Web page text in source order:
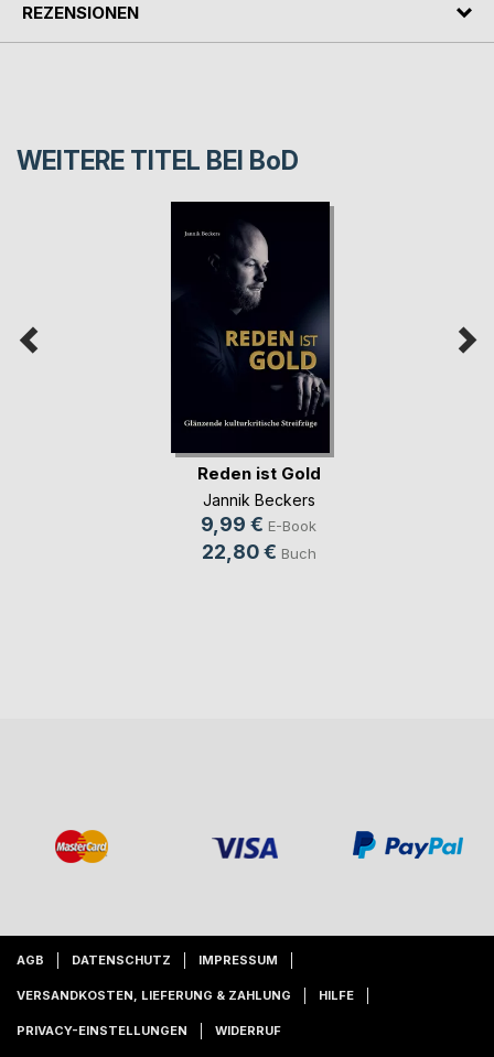
REZENSIONEN
WEITERE TITEL BEI BoD
Reden ist Gold
Jannik Beckers
9,99 € E-Book
22,80 € Buch
AGB DATENSCHUTZ IMPRESSUM
VERSANDKOSTEN, LIEFERUNG & ZAHLUNG HILFE
PRIVACY-EINSTELLUNGEN WIDERRUF